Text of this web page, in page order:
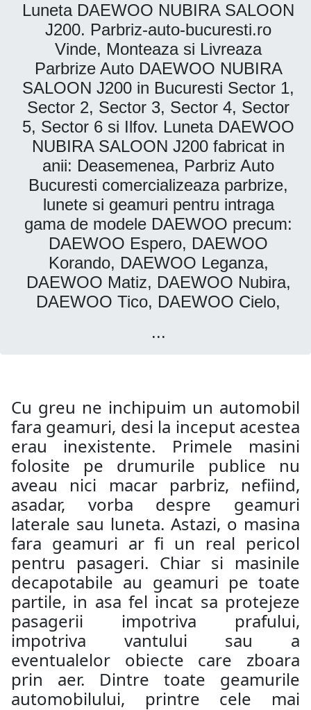
Luneta DAEWOO NUBIRA SALOON
J200. Parbriz-auto-bucuresti.ro
Vinde, Monteaza si Livreaza
Parbrize Auto DAEWOO NUBIRA
SALOON J200 in Bucuresti Sector 1,
Sector 2, Sector 3, Sector 4, Sector
5, Sector 6 si Ilfov. Luneta DAEWOO
NUBIRA SALOON J200 fabricat in
anii: Deasemenea, Parbriz Auto
Bucuresti comercializeaza parbrize,
lunete si geamuri pentru intraga
gama de modele DAEWOO precum:
DAEWOO Espero, DAEWOO
Korando, DAEWOO Leganza,
DAEWOO Matiz, DAEWOO Nubira,
DAEWOO Tico, DAEWOO Cielo,
...
Cu greu ne inchipuim un automobil
fara geamuri, desi la inceput acestea
erau inexistente. Primele masini
folosite pe drumurile publice nu
aveau nici macar parbriz, nefiind,
asadar, vorba despre geamuri
laterale sau luneta. Astazi, o masina
fara geamuri ar fi un real pericol
pentru pasageri. Chiar si masinile
decapotabile au geamuri pe toate
partile, in asa fel incat sa protejeze
pasagerii impotriva prafului,
impotriva vantului sau a
eventualelor obiecte care zboara
prin aer. Dintre toate geamurile
automobilului, printre cele mai